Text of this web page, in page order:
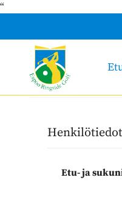
“
Henkilötiedot
Etu- ja